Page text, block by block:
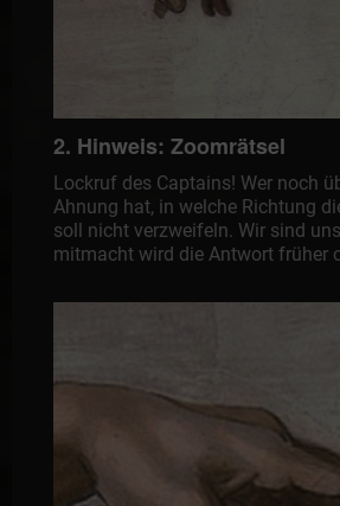
2. Hinweis: Zoomrätsel
Lockruf des Captains! Wer noch
Ahnung hat, in welche Richtung
soll nicht verzweifeln. Wir sind
mitmacht wird die Antwort früher